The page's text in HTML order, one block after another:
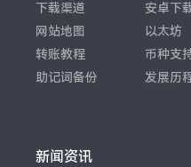
下载渠道
网站地图
转账教程
助记词备份
安卓下
以太坊
币种支
发展历
新闻资讯